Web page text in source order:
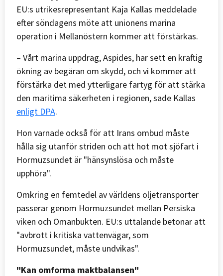
EU:s utrikesrepresentant Kaja Kallas meddelade
efter söndagens möte att unionens marina
operation i Mellanöstern kommer att förstärkas.
– Vårt marina uppdrag, Aspides, har sett en kraftig
ökning av begäran om skydd, och vi kommer att
förstärka det med ytterligare fartyg för att stärka
den maritima säkerheten i regionen, sade Kallas
enligt DPA.
Hon varnade också för att Irans ombud måste
hålla sig utanför striden och att hot mot sjöfart i
Hormuzsundet är "hänsynslösa och måste
upphöra".
Omkring en femtedel av världens oljetransporter
passerar genom Hormuzsundet mellan Persiska
viken och Omanbukten. EU:s uttalande betonar att
"avbrott i kritiska vattenvägar, som
Hormuzsundet, måste undvikas".
"Kan omforma maktbalansen"